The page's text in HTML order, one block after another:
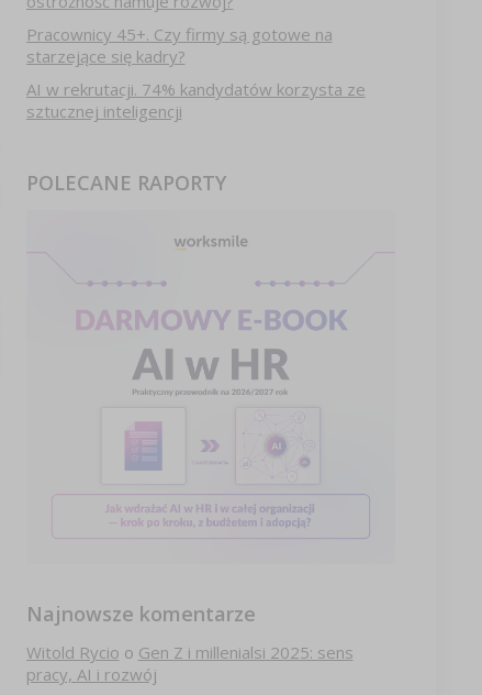
Pracownicy 45+. Czy firmy są gotowe na
starzejące się kadry?
AI w rekrutacji. 74% kandydatów korzysta ze
sztucznej inteligencji
POLECANE RAPORTY
Najnowsze komentarze
Witold Rycio o Gen Z i millenialsi 2025: sens
pracy, AI i rozwój